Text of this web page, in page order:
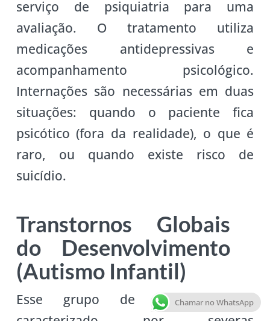
serviço de psiquiatria para uma
avaliação. O tratamento utiliza
medicações antidepressivas e
acompanhamento psicológico.
Internações são necessárias em duas
situações: quando o paciente fica
psicótico (fora da realidade), o que é
raro, ou quando existe risco de
suicídio.
Transtornos Globais
do Desenvolvimento
(Autismo Infantil)
Esse grupo de transtornos é
Chamar no WhatsApp